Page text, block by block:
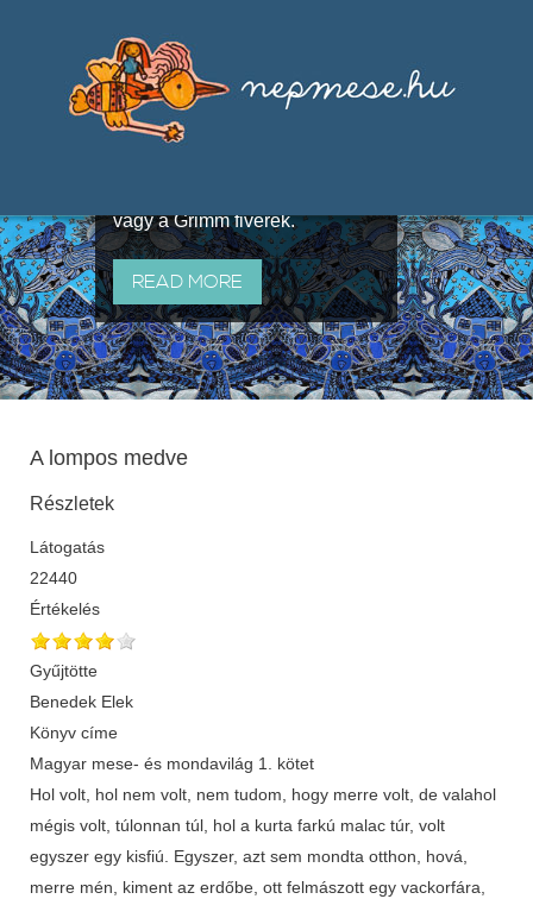
útján terjedő elbeszélésekből,
melyeket olyan ismert gyűjtők
állítottak össze, mint Benedek
vagy a Grimm fivérek.
READ MORE
A lompos medve
Részletek
Látogatás
22440
Értékelés
Gyűjtötte
Benedek Elek
Könyv címe
Magyar mese- és mondavilág 1. kötet
Hol volt, hol nem volt, nem tudom, hogy merre volt, de valahol
mégis volt, túlonnan túl, hol a kurta farkú malac túr, volt
egyszer egy kisfiú. Egyszer, azt sem mondta otthon, hová,
merre mén, kiment az erdőbe, ott felmászott egy vackorfára,